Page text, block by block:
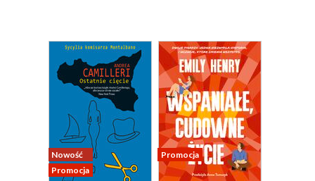
Nowość
Promocja
Promocja